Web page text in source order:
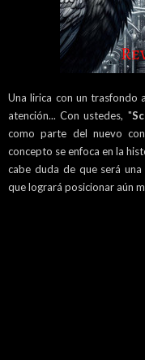
Una lirica con un trasfondo
atención... Con ustedes, "
como parte del nuevo
concepto se enfoca en la
cabe duda de que será
que logrará posicionar aún